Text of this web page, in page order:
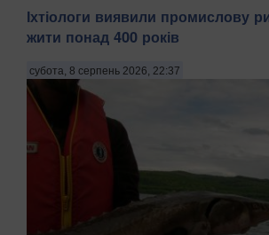
Іхтіологи виявили промислову
жити понад 400 років
субота, 8 серпень 2026, 22:37